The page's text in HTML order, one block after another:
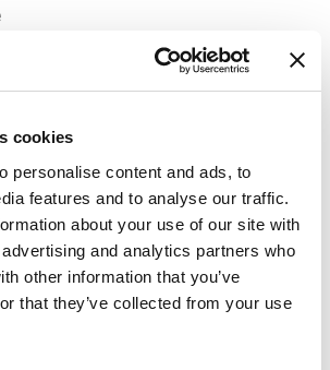
cookies
personalise content and ads, to
features and to analyse our traffic.
about your use of our site with
and analytics partners who
other information that you’ve
that they’ve collected from your use